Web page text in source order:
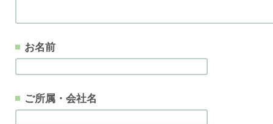
お名前
ご所属・会社名